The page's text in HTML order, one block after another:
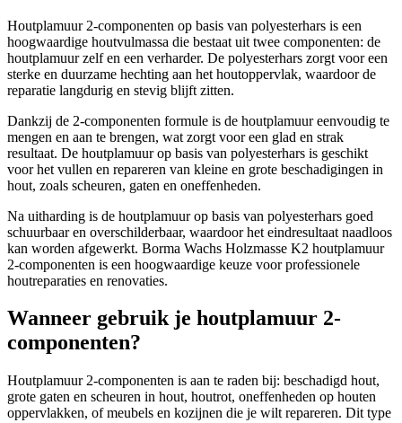
Houtplamuur 2-componenten op basis van polyesterhars is een
hoogwaardige houtvulmassa die bestaat uit twee componenten: de
houtplamuur zelf en een verharder. De polyesterhars zorgt voor een
sterke en duurzame hechting aan het houtoppervlak, waardoor de
reparatie langdurig en stevig blijft zitten.
Dankzij de 2-componenten formule is de houtplamuur eenvoudig te
mengen en aan te brengen, wat zorgt voor een glad en strak
resultaat. De houtplamuur op basis van polyesterhars is geschikt
voor het vullen en repareren van kleine en grote beschadigingen in
hout, zoals scheuren, gaten en oneffenheden.
Na uitharding is de houtplamuur op basis van polyesterhars goed
schuurbaar en overschilderbaar, waardoor het eindresultaat naadloos
kan worden afgewerkt. Borma Wachs Holzmasse K2 houtplamuur
2-componenten is een hoogwaardige keuze voor professionele
houtreparaties en renovaties.
Wanneer gebruik je houtplamuur 2-
componenten?
Houtplamuur 2-componenten is aan te raden bij: beschadigd hout,
grote gaten en scheuren in hout, houtrot, oneffenheden op houten
oppervlakken, of meubels en kozijnen die je wilt repareren. Dit type